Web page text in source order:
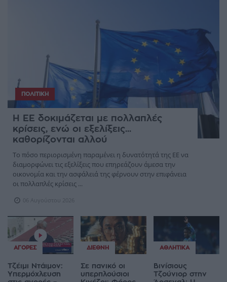
ΠΟΛΙΤΙΚΉ
Η ΕΕ δοκιμάζεται με πολλαπλές
κρίσεις, ενώ οι εξελίξεις...
καθορίζονται αλλού
Το πόσο περιορισμένη παραμένει η δυνατότητά της ΕΕ να
διαμορφώνει τις εξελίξεις που επηρεάζουν άμεσα την
οικονομία και την ασφάλειά της φέρνουν στην επιφάνεια
οι πολλαπλές κρίσεις ...
06 Αυγούστου 2026
ΑΓΟΡΈΣ
Τζέιμι Ντάιμον:
Υπερμόχλευση
ΔΙΕΘΝΉ
Σε πανικό οι
υπερπλούσιοι
ΑΘΛΗΤΙΚΆ
Βινίσιους
Τζούνιορ στην